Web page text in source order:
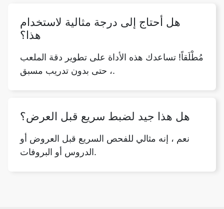
هل أحتاج إلى درجة مثالية لاستخدام
هذا؟
مُطْلَقاً! تساعدك هذه الأداة على تطوير دقة الملعب
، حتى بدون تدريب مسبق.
هل هذا جيد لضبط سريع قبل العرض؟
نعم ، إنه مثالي للفحص السريع قبل العروض أو
الدروس أو البروفات.